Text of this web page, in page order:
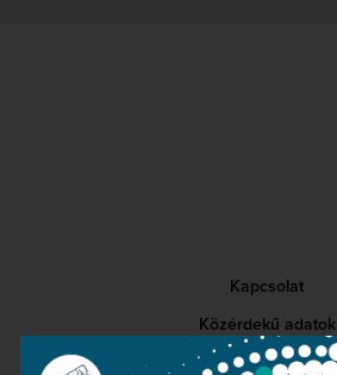
Kapcsolat
Közérdekű adatok
Sajtószoba